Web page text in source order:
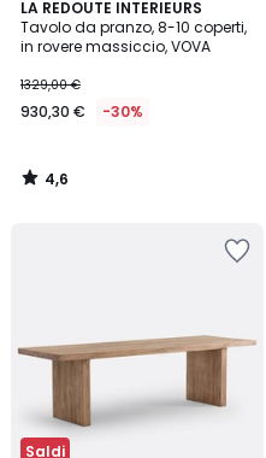
LA REDOUTE INTERIEURS
Tavolo da pranzo, 8-10 coperti,
in rovere massiccio, VOVA
1329,00 €
930,30 € -30%
4,6
/ 5
4,6
/
Saldi